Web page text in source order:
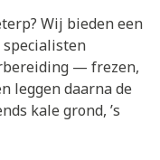
Wij bieden een
specialisten
— frezen,
leggen daarna de
kale grond, ’s